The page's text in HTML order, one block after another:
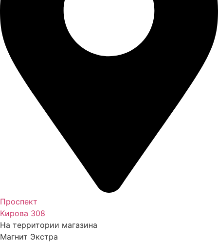
Проспект
Кирова 308
На территории магазина
Магнит Экстра